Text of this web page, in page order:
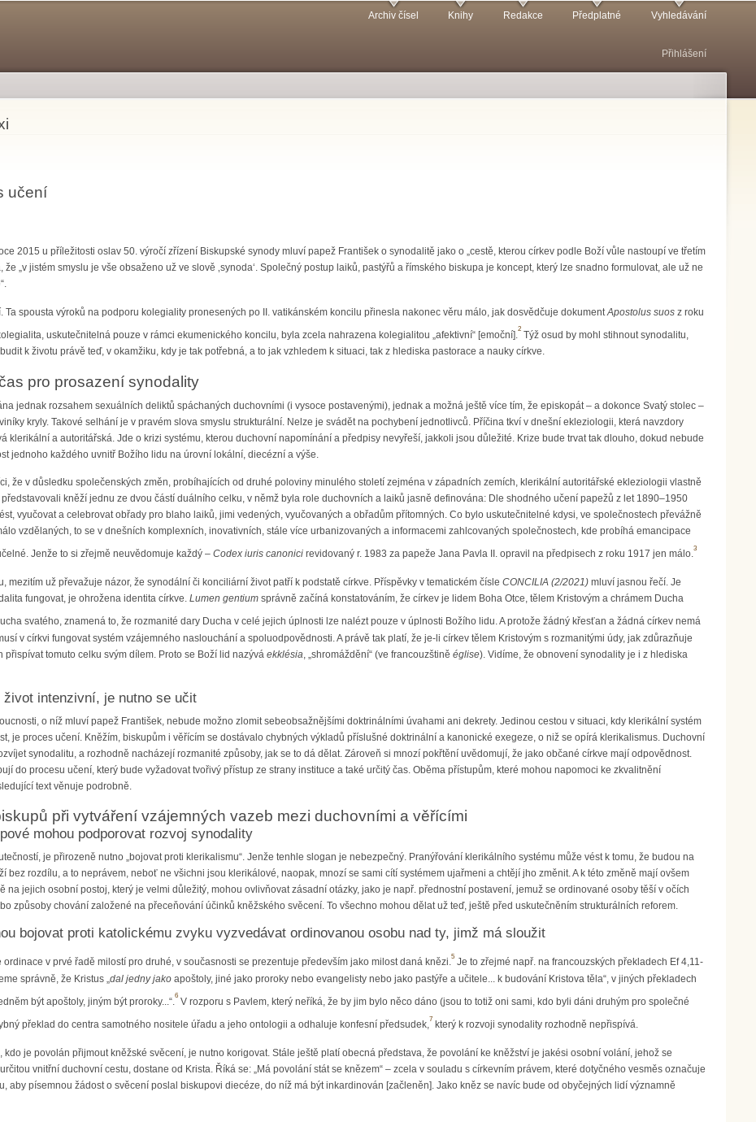
Archiv čísel Knihy Redakce Předplatné Vyhledávání
Přihlášení
učení
2015 u příležitosti oslav 50. výročí zřízení Biskupské synody mluví papež František o synodalitě jako o „cestě, kterou církev podle Boží vůle nastoupí ve třetím
že „v jistém smyslu je vše obsaženo už ve slově ‚synoda‘. Společný postup laiků, pastýřů a římského biskupa je koncept, který lze snadno formulovat, ale už ne
Ta spousta výroků na podporu kolegiality pronesených po II. vatikánském koncilu přinesla nakonec věru málo, jak dosvědčuje dokument Apostolus suos z roku
uskutečnitelná pouze v rámci ekumenického koncilu, byla zcela nahrazena kolegialitou „afektivní“ [emoční].
2
Týž osud by mohl stihnout synodalitu,
k životu právě teď, v okamžiku, kdy je tak potřebná, a to jak vzhledem k situaci, tak z hlediska pastorace a nauky církve.
pro prosazení synodality
jednak rozsahem sexuálních deliktů spáchaných duchovními (i vysoce postavenými), jednak a možná ještě více tím, že episkopát – a dokonce Svatý stolec –
kryly. Takové selhání je v pravém slova smyslu strukturální. Nelze je svádět na pochybení jednotlivců. Příčina tkví v dnešní ekleziologii, která navzdory
klerikální a autoritářská. Jde o krizi systému, kterou duchovní napomínání a předpisy nevyřeší, jakkoli jsou důležité. Krize bude trvat tak dlouho, dokud nebude
jednoho každého uvnitř Božího lidu na úrovní lokální, diecézní a výše.
že v důsledku společenských změn, probíhajících od druhé poloviny minulého století zejména v západních zemích, klerikální autoritářské ekleziologii vlastně
kněží jednu ze dvou částí duálního celku, v němž byla role duchovních a laiků jasně definována: Dle shodného učení papežů z let 1890–1950
vyučovat a celebrovat obřady pro blaho laiků, jimi vedených, vyučovaných a obřadům přítomných. Co bylo uskutečnitelné kdysi, ve společnostech převážně
vzdělaných, to se v dnešních komplexních, inovativních, stále více urbanizovaných a informacemi zahlcovaných společnostech, kde probíhá emancipace
Jenže to si zřejmě neuvědomuje každý – Codex iuris canonici revidovaný r. 1983 za papeže Jana Pavla II. opravil na předpisech z roku 1917 jen málo.
3
mezitím už převažuje názor, že synodální či konciliární život patří k podstatě církve. Příspěvky v tematickém čísle CONCILIA (2/2021) mluví jasnou řečí. Je
fungovat, je ohrožena identita církve. Lumen gentium správně začíná konstatováním, že církev je lidem Boha Otce, tělem Kristovým a chrámem Ducha
svatého, znamená to, že rozmanité dary Ducha v celé jejich úplnosti lze nalézt pouze v úplnosti Božího lidu. A protože žádný křesťan a žádná církev nemá
v církvi fungovat systém vzájemného naslouchání a spoluodpovědnosti. A právě tak platí, že je-li církev tělem Kristovým s rozmanitými údy, jak zdůrazňuje
přispívat tomuto celku svým dílem. Proto se Boží lid nazývá ekklésia, „shromáždění“ (ve francouzštině église). Vidíme, že obnovení synodality je i z hlediska
intenzivní, je nutno se učit
o níž mluví papež František, nebude možno zlomit sebeobsažnějšími doktrinálními úvahami ani dekrety. Jedinou cestou v situaci, kdy klerikální systém
je proces učení. Kněžím, biskupům i věřícím se dostávalo chybných výkladů příslušné doktrinální a kanonické exegeze, o niž se opírá klerikalismus. Duchovní
synodalitu, a rozhodně nacházejí rozmanité způsoby, jak se to dá dělat. Zároveň si mnozí pokřtění uvědomují, že jako občané církve mají odpovědnost.
do procesu učení, který bude vyžadovat tvořivý přístup ze strany instituce a také určitý čas. Oběma přístupům, které mohou napomoci ke zkvalitnění
text věnuje podrobně.
při vytváření vzájemných vazeb mezi duchovními a věřícími
mohou podporovat rozvoj synodality
je přirozeně nutno „bojovat proti klerikalismu“. Jenže tenhle slogan je nebezpečný. Pranýřování klerikálního systému může vést k tomu, že budou na
bez rozdílu, a to neprávem, neboť ne všichni jsou klerikálové, naopak, mnozí se sami cítí systémem ujařmeni a chtějí jho změnit. A k této změně mají ovšem
na jejich osobní postoj, který je velmi důležitý, mohou ovlivňovat zásadní otázky, jako je např. přednostní postavení, jemuž se ordinované osoby těší v očích
způsoby chování založené na přeceňování účinků kněžského svěcení. To všechno mohou dělat už teď, ještě před uskutečněním strukturálních reforem.
bojovat proti katolickému zvyku vyzvedávat ordinovanou osobu nad ty, jimž má sloužit
ordinace v prvé řadě milostí pro druhé, v současnosti se prezentuje především jako milost daná knězi.
5
Je to zřejmé např. na francouzských překladech Ef 4,11-
správně, že Kristus „dal jedny jako apoštoly, jiné jako proroky nebo evangelisty nebo jako pastýře a učitele... k budování Kristova těla“, v jiných překladech
být apoštoly, jiným být proroky...“.
6
V rozporu s Pavlem, který neříká, že by jim bylo něco dáno (jsou to totiž oni sami, kdo byli dáni druhým pro společné
překlad do centra samotného nositele úřadu a jeho ontologii a odhaluje konfesní předsudek,
7
který k rozvoji synodality rozhodně nepřispívá.
kdo je povolán přijmout kněžské svěcení, je nutno korigovat. Stále ještě platí obecná představa, že povolání ke kněžství je jakési osobní volání, jehož se
vnitřní duchovní cestu, dostane od Krista. Říká se: „Má povolání stát se knězem“ – zcela v souladu s církevním právem, které dotyčného vesměs označuje
aby písemnou žádost o svěcení poslal biskupovi diecéze, do níž má být inkardinován [začleněn]. Jako kněz se navíc bude od obyčejných lidí významně